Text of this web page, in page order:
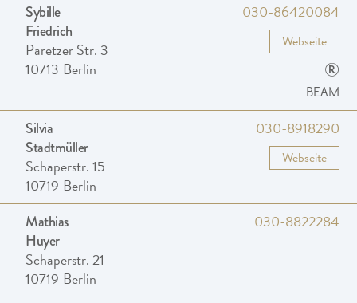
Sybille
Friedrich
Paretzer Str. 3
10713 Berlin
030-86420084
Webseite
®
BEAM
Silvia
Stadtmüller
Schaperstr. 15
10719 Berlin
030-8918290
Webseite
Mathias
Huyer
Schaperstr. 21
10719 Berlin
030-8822284